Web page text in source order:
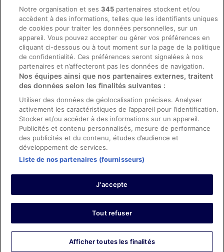
Directives de contenu et signalement de contenus
Aide
Soutien
Annuler votre réservation d’hôtel ou de propriété de vacances
Échéances de remboursement
Utiliser un coupon ebookers
Electron, CartaSi, Carte Bleue, PayPal et Eurocard.
© 2026 Expedia, Inc., une entreprise d’Expedia Group. Tous droits
réservés. ebookers et le logo ebookers sont des marques
commerciales ou des marques déposées d’Expedia, Inc.
Notre organisation et ses345 partenaires stockent et/ou
accèdent à des informations, telles que les identifiants uniques
de cookies pour traiter les données personnelles, sur un
appareil. Vous pouvez accepter ou gérer vos préférences en
cliquant ci-dessous ou à tout moment sur la page de la politique
de confidentialité. Ces préférences seront signalées à nos
partenaires et n’affecteront pas les données de navigation.
Nos équipes ainsi que nos partenaires externes, traitent
des données selon les finalités suivantes :
Utiliser des données de géolocalisation précises. Analyser
activement les caractéristiques de l’appareil pour l’identification.
Stocker et/ou accéder à des informations sur un appareil.
Publicités et contenu personnalisés, mesure de performance
des publicités et du contenu, études d’audience et
développement de services.
Liste de nos partenaires (fournisseurs)
J'accepte
Tout refuser
Afficher toutes les finalités